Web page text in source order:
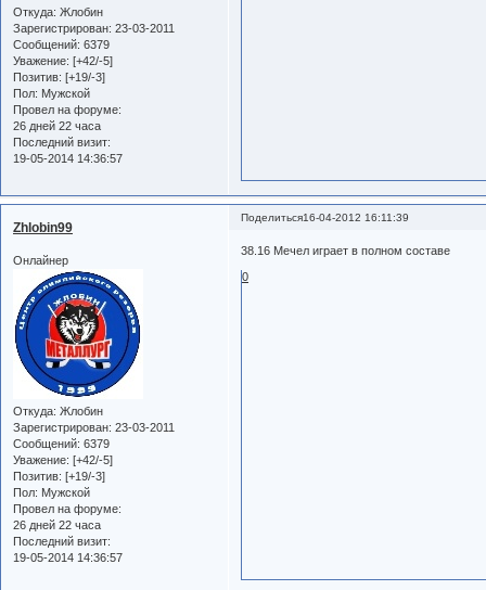
Откуда: Жлобин
Зарегистрирован: 23-03-2011
Сообщений: 6379
Уважение: [+42/-5]
Позитив: [+19/-3]
Пол: Мужской
Провел на форуме:
26 дней 22 часа
Последний визит:
19-05-2014 14:36:57
Поделиться16-04-2012 16:11:39
Zhlobin99
Онлайнер
Откуда: Жлобин
Зарегистрирован: 23-03-2011
Сообщений: 6379
Уважение: [+42/-5]
Позитив: [+19/-3]
Пол: Мужской
Провел на форуме:
26 дней 22 часа
Последний визит:
19-05-2014 14:36:57
38.16 Мечел играет в полном составе
0